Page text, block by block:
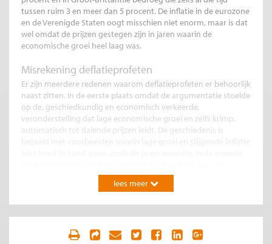
tussen ruim 3 en meer dan 5 procent. De inflatie in de eurozone
en de Verenigde Staten oogt misschien niet enorm, maar is dat
wel omdat de prijzen gestegen zijn in jaren waarin de
economische groei heel laag was.
Misrekening deflatieprofeten
Er zijn meerdere redenen waarom deflatieprofeten er behoorlijk
naast zitten. In de eerste plaats omdat de argumentatie stoelde
op de, geschiedkundig en economisch verkeerde,
veronderstelling dat lage economische groei en zelfs krimp,
automatisch tot dalende prijzen leidt. De geschiedenis is
eeuwenoude feit dat te veel geld in omloop de prijzen onder
opwaartse druk zet. Er is een reden waarom de enige
tegelijkertijd schepen vol met geroofd goud en zilver uit de net
lees meer